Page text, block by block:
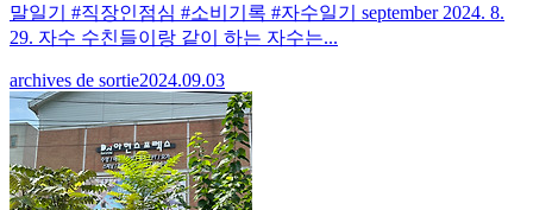
말일기 #직장인점심 #소비기록 #자수일기 september 2024. 8.
29. 자수 수친들이랑 같이 하는 자수는...
archives de sortie2024.09.03